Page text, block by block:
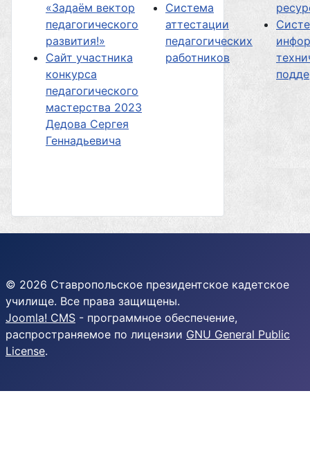
«Задаём вектор
педагогического
развития!»
Сайт участника
конкурса
педагогического
мастерства 2023
Дедова Сергея
Геннадьевича
Система
аттестации
педагогических
работников
© 2026 Ставропольское президентское кадетское
училище. Все права защищены.
Joomla! CMS - программное обеспечение,
распространяемое по лицензии GNU General Public
License.